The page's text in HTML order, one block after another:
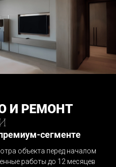
И РЕМОНТ
сегменте
объекта перед началом
работы до 12 месяцев